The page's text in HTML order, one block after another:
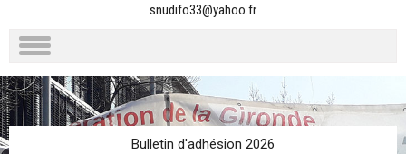
snudifo33@yahoo.fr
Aller
au
contenu
Bulletin d'adhésion 2026